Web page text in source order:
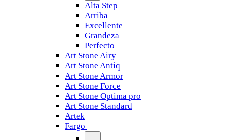
Alta Step
Arriba
Excellente
Grandeza
Perfecto
Art Stone Airy
Art Stone Antiq
Art Stone Armor
Art Stone Force
Art Stone Optima pro
Art Stone Standard
Artek
Fargo